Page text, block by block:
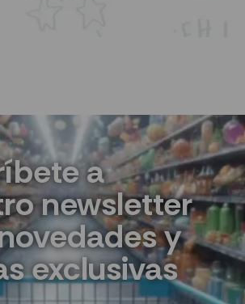
a
newsletter
y
exclusivas